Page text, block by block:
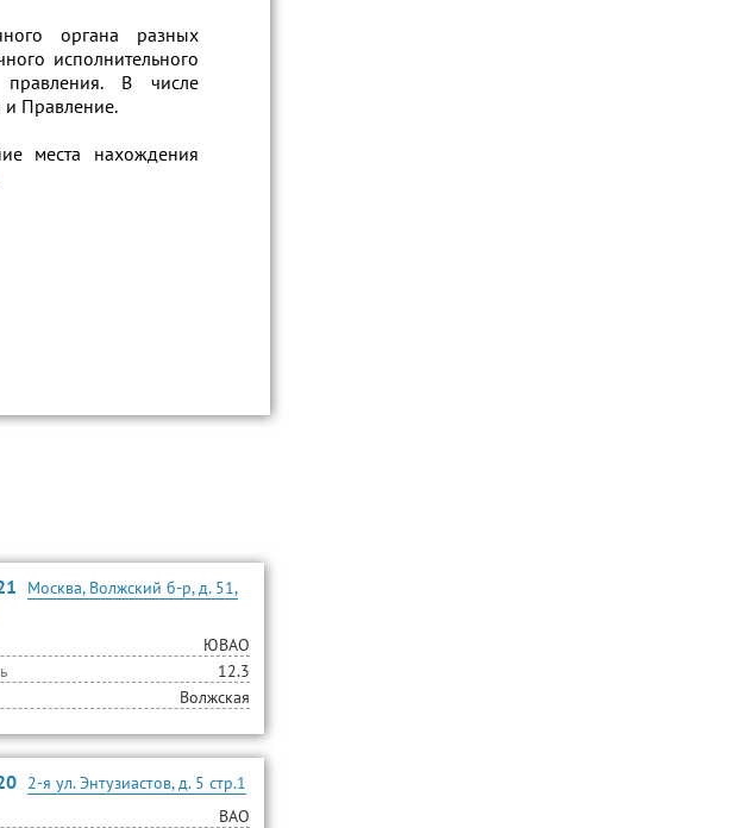
органа разных
исполнительного
правления. В числе
и Правление.
места нахождения
Москва, Волжский б-р, д. 51,
ЮВАО
12.3
Волжская
2-я ул. Энтузиастов, д. 5 стр.1
ВАО